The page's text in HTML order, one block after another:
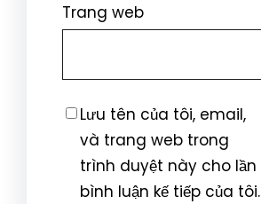
Trang web
Lưu tên của tôi, email,
và trang web trong
trình duyệt này cho lần
bình luận kế tiếp của tôi.